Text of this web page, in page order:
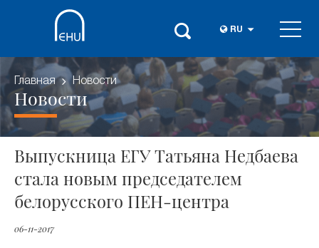
RU
Главная Новости
Новости
Выпускница ЕГУ Татьяна Недбаева
стала новым председателем
белорусского ПЕН-центра
06-11-2017